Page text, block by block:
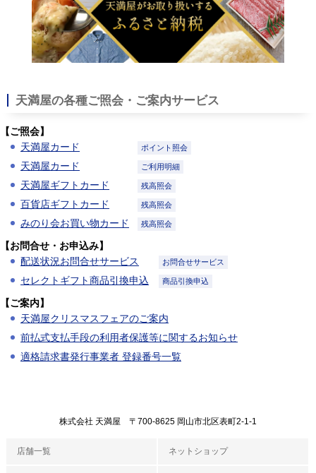
天満屋の各種ご照会・ご案内サービス
【ご照会】
天満屋カード
ポイント照会
天満屋カード ご利用明細
天満屋ギフトカード 残高照会
百貨店ギフトカード 残高照会
みのり会お買い物カード 残高照会
【お問合せ・お申込み】
配送状況お問合せサービス
お問合せサービス
セレクトギフト商品引換申込 商品引換申込
【ご案内】
天満屋クリスマスフェアのご案内
前払式支払手段の利用者保護等に関するお知らせ
適格請求書発行事業者 登録番号一覧
株式会社 天満屋 〒700-8625 岡山市北区表町2-1-1
店舗一覧 ネットショップ